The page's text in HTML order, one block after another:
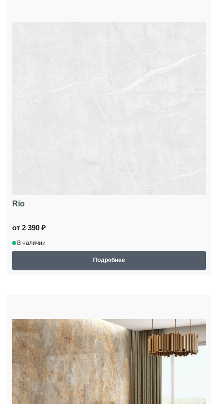
Rio
от 2 390 ₽
В наличии
Подробнее